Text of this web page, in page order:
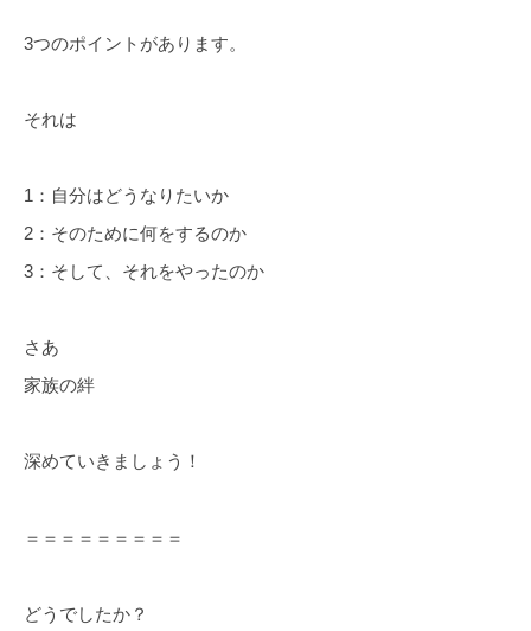
3つのポイントがあります。
それは
1：自分はどうなりたいか
2：そのために何をするのか
3：そして、それをやったのか
さあ
家族の絆
深めていきましょう！
＝＝＝＝＝＝＝＝＝
どうでしたか？